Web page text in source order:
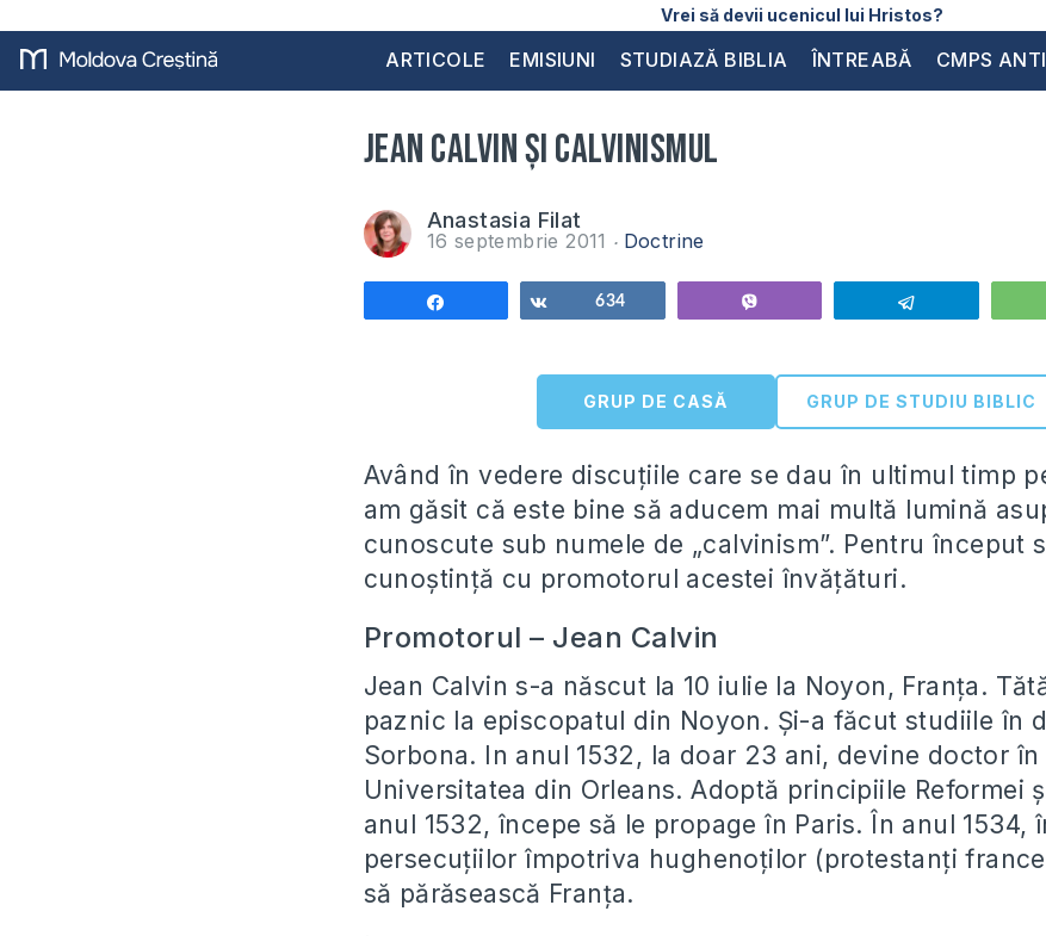
Vrei să devii ucenicul lui Hristos?
ARTICOLE EMISIUNI STUDIAZĂ BIBLIA ÎNTREABĂ CMPS
Jean Calvin și calvinismul
Anastasia Filat
16 septembrie 2011 Doctrine
Share634
GRUP DE CASĂ GRUP DE STUDIU BIBLIC
Având în vedere discuțiile care se dau în ultimul timp
am găsit că este bine să aducem mai multă lumină
cunoscute sub numele de „calvinism”. Pentru început
cunoștință cu promotorul acestei învățături.
Promotorul – Jean Calvin
Jean Calvin s-a născut la 10 iulie la Noyon, Franța.
paznic la episcopatul din Noyon. Și-a făcut studiile în
Sorbona. In anul 1532, la doar 23 ani, devine doctor în
Universitatea din Orleans. Adoptă principiile Reformei
anul 1532, începe să le propage în Paris. În anul 1534,
persecuțiilor împotriva hughenoților (protestanți
să părăsească Franța.